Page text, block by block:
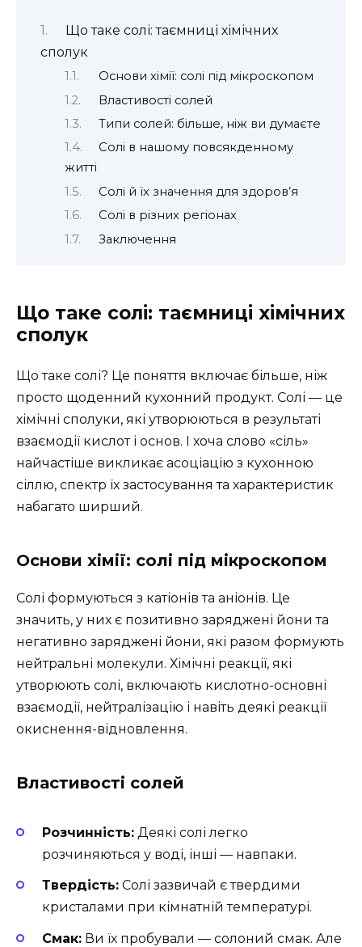
Що таке солі: таємниці хімічних
сполук
Основи хімії: солі під мікроскопом
Властивості солей
Типи солей: більше, ніж ви думаєте
Солі в нашому повсякденному
житті
Солі й їх значення для здоров’я
Солі в різних регіонах
Заключення
Що таке солі: таємниці хімічних
сполук
Що таке солі? Це поняття включає більше, ніж
просто щоденний кухонний продукт. Солі — це
хімічні сполуки, які утворюються в результаті
взаємодії кислот і основ. І хоча слово «сіль»
найчастіше викликає асоціацію з кухонною
сіллю, спектр їх застосування та характеристик
набагато ширший.
Основи хімії: солі під мікроскопом
Солі формуються з катіонів та аніонів. Це
значить, у них є позитивно заряджені йони та
негативно заряджені йони, які разом формують
нейтральні молекули. Хімічні реакції, які
утворюють солі, включають кислотно-основні
взаємодії, нейтралізацію і навіть деякі реакції
окиснення-відновлення.
Властивості солей
Розчинність: Деякі солі легко
розчиняються у воді, інші — навпаки.
Твердість: Солі зазвичай є твердими
кристалами при кімнатній температурі.
Смак: Ви їх пробували — солоний смак. Але